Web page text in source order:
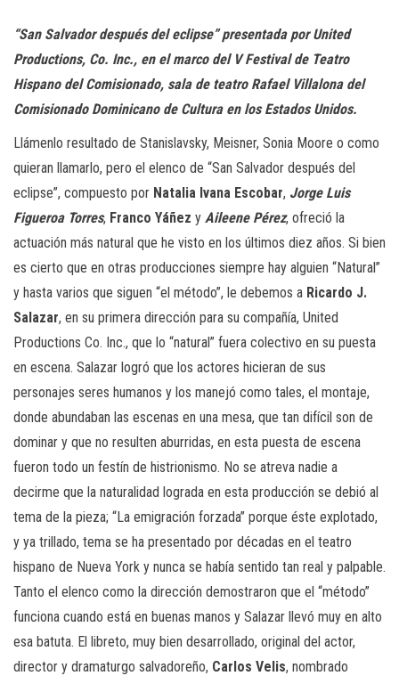
“San Salvador después del eclipse” presentada por United
Productions, Co. Inc., en el marco del V Festival de Teatro
Hispano del Comisionado, sala de teatro Rafael Villalona del
Comisionado Dominicano de Cultura en los Estados Unidos.
Llámenlo resultado de Stanislavsky, Meisner, Sonia Moore o como
quieran llamarlo, pero el elenco de “San Salvador después del
eclipse”, compuesto por Natalia Ivana Escobar, Jorge Luis
Figueroa Torres, Franco Yáñez y Aileene Pérez, ofreció la
actuación más natural que he visto en los últimos diez años. Si bien
es cierto que en otras producciones siempre hay alguien “Natural”
y hasta varios que siguen “el método”, le debemos a Ricardo J.
Salazar, en su primera dirección para su compañía, United
Productions Co. Inc., que lo “natural” fuera colectivo en su puesta
en escena. Salazar logró que los actores hicieran de sus
personajes seres humanos y los manejó como tales, el montaje,
donde abundaban las escenas en una mesa, que tan difícil son de
dominar y que no resulten aburridas, en esta puesta de escena
fueron todo un festín de histrionismo. No se atreva nadie a
decirme que la naturalidad lograda en esta producción se debió al
tema de la pieza; “La emigración forzada” porque éste explotado,
y ya trillado, tema se ha presentado por décadas en el teatro
hispano de Nueva York y nunca se había sentido tan real y palpable.
Tanto el elenco como la dirección demostraron que el “método”
funciona cuando está en buenas manos y Salazar llevó muy en alto
esa batuta. El libreto, muy bien desarrollado, original del actor,
director y dramaturgo salvadoreño, Carlos Velis, nombrado